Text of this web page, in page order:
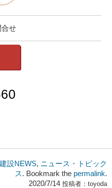
合せ
設NEWS, ニュース・トピック
ス. Bookmark the permalink.
2020/7/14 投稿者： toyoda